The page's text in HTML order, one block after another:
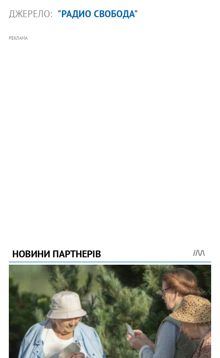
ДЖЕРЕЛО: "РАДИО СВОБОДА"
РЕКЛАМА